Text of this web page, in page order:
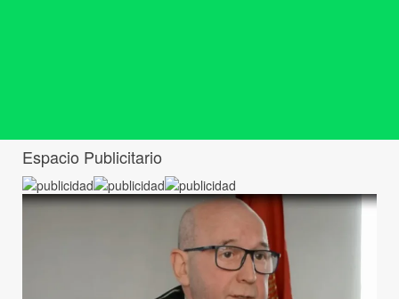
Espacio Publicitario